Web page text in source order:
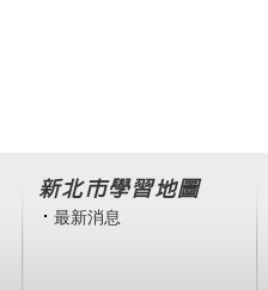
新北市學習地圖
最新消息